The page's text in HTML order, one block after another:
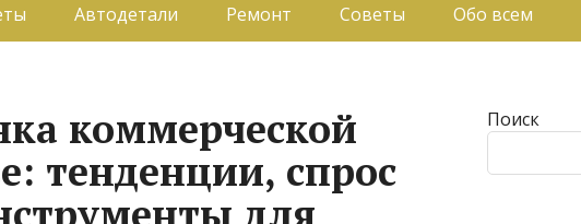
Автодетали Ремонт Советы Обо всем
коммерческой
тенденции, спрос
для
Поиск